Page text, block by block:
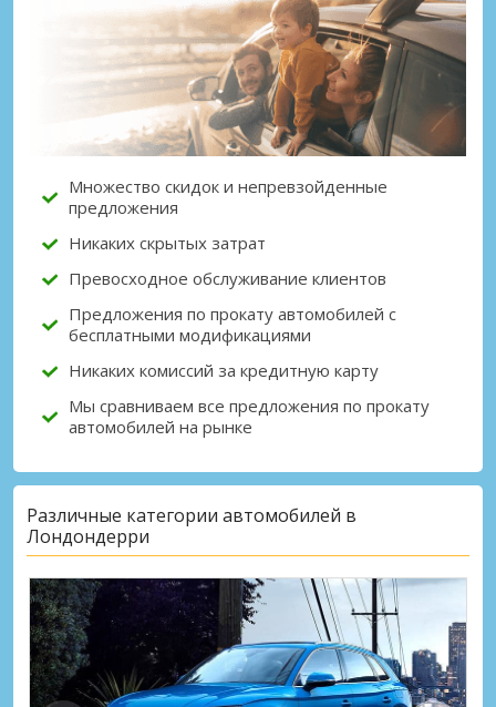
Множество скидок и непревзойденные
предложения
Никаких скрытых затрат
Превосходное обслуживание клиентов
Предложения по прокату автомобилей с
бесплатными модификациями
Никаких комиссий за кредитную карту
Мы сравниваем все предложения по прокату
автомобилей на рынке
Различные категории автомобилей в
Лондондерри
Войти с помощью eLink